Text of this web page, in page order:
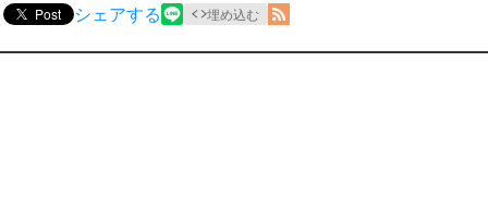
Post シェアする 埋め込む